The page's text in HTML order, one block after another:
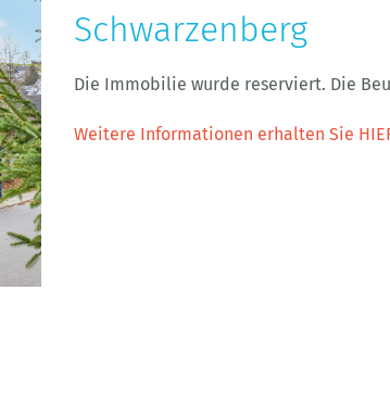
Schwarzenberg
Die Immobilie wurde reserviert. Die
Weitere Informationen erhalten Sie